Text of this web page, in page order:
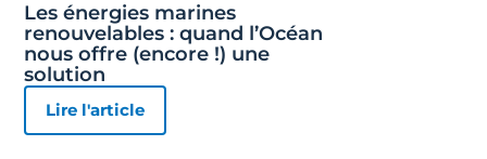
Les énergies marines
renouvelables : quand l’Océan
nous offre (encore !) une
solution
Lire l'article